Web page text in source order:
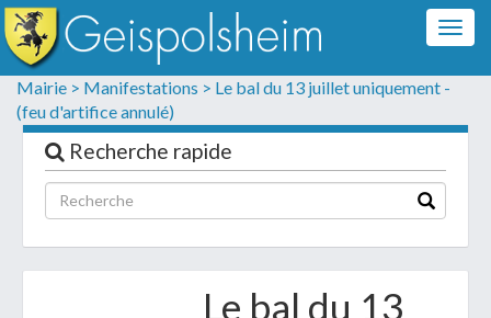
Mairie > Manifestations > Le bal du 13 juillet uniquement -
(feu d'artifice annulé)
Recherche rapide
Le bal du 13
Formulaire de contact
Les champs suivis d'un * sont obligatoires
Informations personnelles